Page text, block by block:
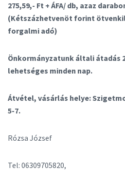
275,59,- Ft + ÁFA/ db, azaz
(Kétszázhetvenöt forint
forgalmi adó)
Önkormányzatunk általi átadás
lehetséges minden nap.
Átvétel, vásárlás helye:
5-7.
Rózsa József
Tel: 06309705820,